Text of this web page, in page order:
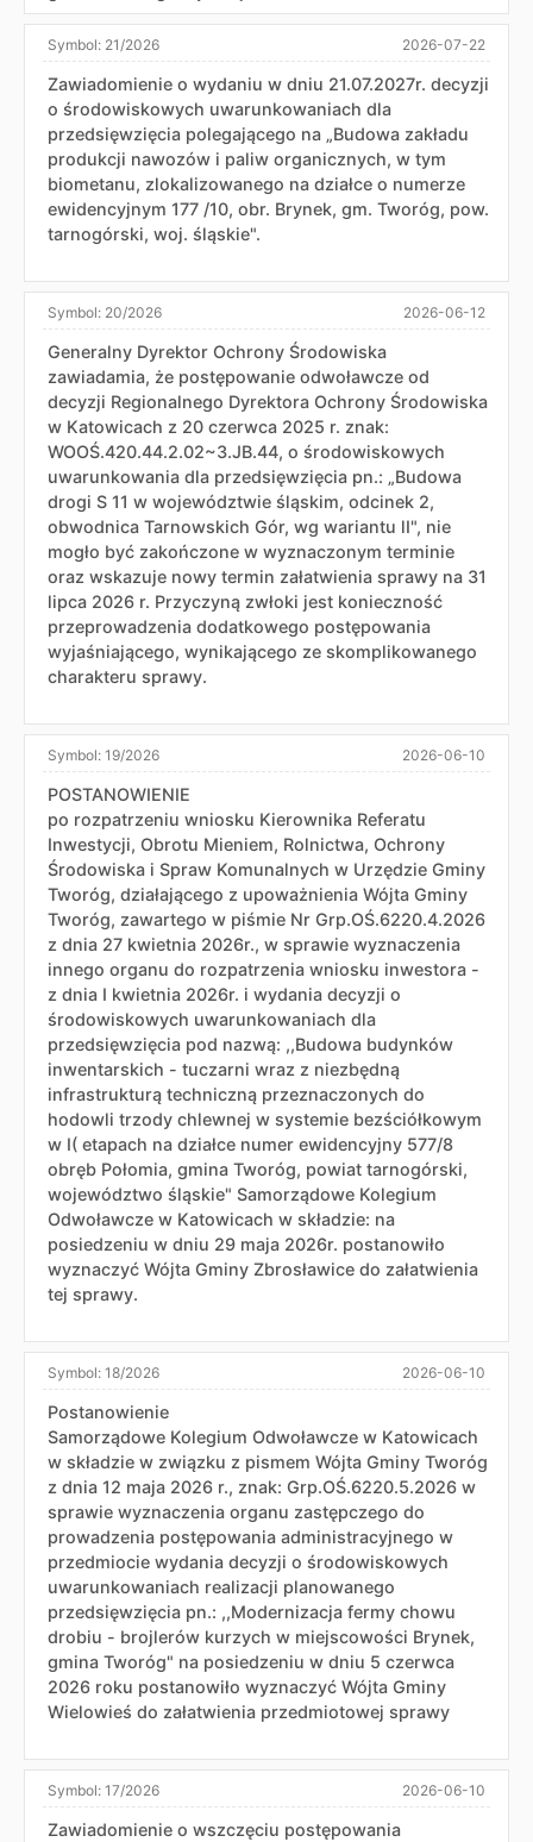
Symbol: 21/2026 2026-07-22
Zawiadomienie o wydaniu w dniu 21.07.2027r. decyzji
o środowiskowych uwarunkowaniach dla
przedsięwzięcia polegającego na „Budowa zakładu
produkcji nawozów i paliw organicznych, w tym
biometanu, zlokalizowanego na działce o numerze
ewidencyjnym 177 /10, obr. Brynek, gm. Tworóg, pow.
tarnogórski, woj. śląskie".
Symbol: 20/2026 2026-06-12
Generalny Dyrektor Ochrony Środowiska
zawiadamia, że postępowanie odwoławcze od
decyzji Regionalnego Dyrektora Ochrony Środowiska
w Katowicach z 20 czerwca 2025 r. znak:
WOOŚ.420.44.2.02~3.JB.44, o środowiskowych
uwarunkowania dla przedsięwzięcia pn.: „Budowa
drogi S 11 w województwie śląskim, odcinek 2,
obwodnica Tarnowskich Gór, wg wariantu lI", nie
mogło być zakończone w wyznaczonym terminie
oraz wskazuje nowy termin załatwienia sprawy na 31
lipca 2026 r. Przyczyną zwłoki jest konieczność
przeprowadzenia dodatkowego postępowania
wyjaśniającego, wynikającego ze skomplikowanego
charakteru sprawy.
Symbol: 19/2026 2026-06-10
POSTANOWIENIE
po rozpatrzeniu wniosku Kierownika Referatu
Inwestycji, Obrotu Mieniem, Rolnictwa, Ochrony
Środowiska i Spraw Komunalnych w Urzędzie Gminy
Tworóg, działającego z upoważnienia Wójta Gminy
Tworóg, zawartego w piśmie Nr Grp.OŚ.6220.4.2026
z dnia 27 kwietnia 2026r., w sprawie wyznaczenia
innego organu do rozpatrzenia wniosku inwestora -
z dnia I kwietnia 2026r. i wydania decyzji o
środowiskowych uwarunkowaniach dla
przedsięwzięcia pod nazwą: ,,Budowa budynków
inwentarskich - tuczarni wraz z niezbędną
infrastrukturą techniczną przeznaczonych do
hodowli trzody chlewnej w systemie bezściółkowym
w I( etapach na działce numer ewidencyjny 577/8
obręb Połomia, gmina Tworóg, powiat tarnogórski,
województwo śląskie" Samorządowe Kolegium
Odwoławcze w Katowicach w składzie: na
posiedzeniu w dniu 29 maja 2026r. postanowiło
wyznaczyć Wójta Gminy Zbrosławice do załatwienia
tej sprawy.
Symbol: 18/2026 2026-06-10
Postanowienie
Samorządowe Kolegium Odwoławcze w Katowicach
w składzie w związku z pismem Wójta Gminy Tworóg
z dnia 12 maja 2026 r., znak: Grp.OŚ.6220.5.2026 w
sprawie wyznaczenia organu zastępczego do
prowadzenia postępowania administracyjnego w
przedmiocie wydania decyzji o środowiskowych
uwarunkowaniach realizacji planowanego
przedsięwzięcia pn.: ,,Modernizacja fermy chowu
drobiu - brojlerów kurzych w miejscowości Brynek,
gmina Tworóg" na posiedzeniu w dniu 5 czerwca
2026 roku postanowiło wyznaczyć Wójta Gminy
Wielowieś do załatwienia przedmiotowej sprawy
Symbol: 17/2026 2026-06-10
Zawiadomienie o wszczęciu postępowania